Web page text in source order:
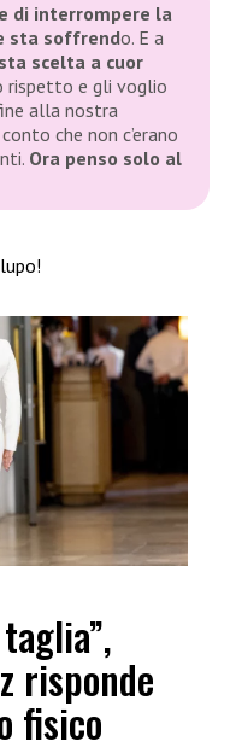
di interrompere la
sta soffrendo. E a
scelta a cuor
rispetto e gli voglio
alla nostra
che non c’erano
Ora penso solo al
risponde
fisico